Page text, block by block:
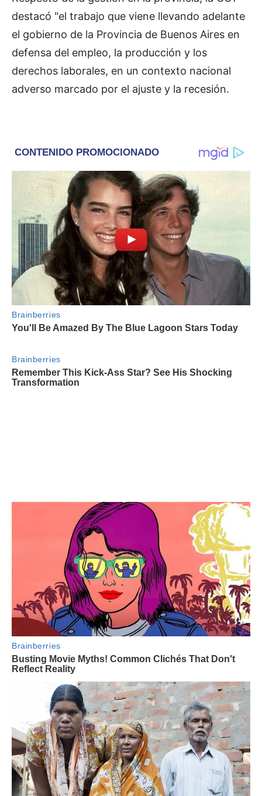
destacó "el trabajo que viene llevando adelante
el gobierno de la Provincia de Buenos Aires en
defensa del empleo, la producción y los
derechos laborales, en un contexto nacional
adverso marcado por el ajuste y la recesión.